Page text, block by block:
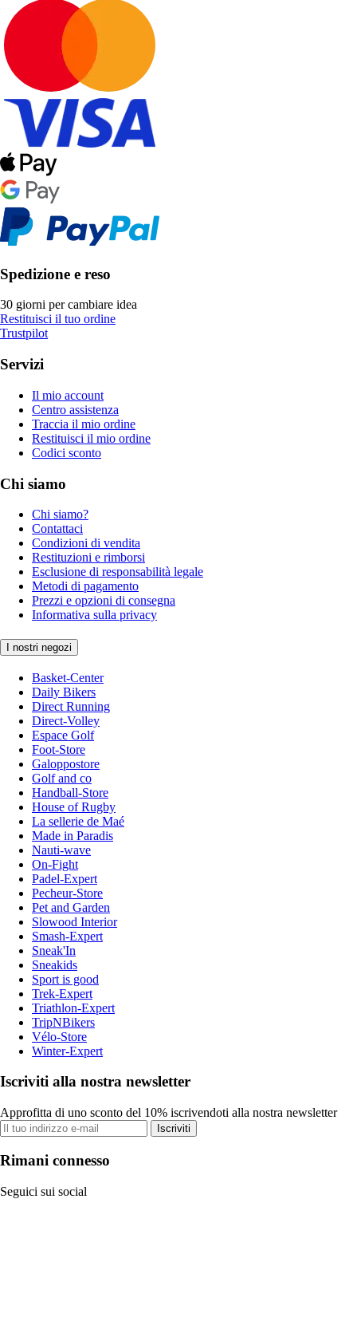
Spedizione e reso
30 giorni per cambiare idea
Restituisci il tuo ordine
Trustpilot
Servizi
Il mio account
Centro assistenza
Traccia il mio ordine
Restituisci il mio ordine
Codici sconto
Chi siamo
Chi siamo?
Contattaci
Condizioni di vendita
Restituzioni e rimborsi
Esclusione di responsabilità legale
Metodi di pagamento
Prezzi e opzioni di consegna
Informativa sulla privacy
I nostri negozi
Basket-Center
Daily Bikers
Direct Running
Direct-Volley
Espace Golf
Foot-Store
Galoppostore
Golf and co
Handball-Store
House of Rugby
La sellerie de Maé
Made in Paradis
Nauti-wave
On-Fight
Padel-Expert
Pecheur-Store
Pet and Garden
Slowood Interior
Smash-Expert
Sneak'In
Sneakids
Sport is good
Trek-Expert
Triathlon-Expert
TripNBikers
Vélo-Store
Winter-Expert
Iscriviti alla nostra newsletter
Approfitta di uno sconto del 10% iscrivendoti alla nostra newsletter
Iscriviti
Rimani connesso
Seguici sui social